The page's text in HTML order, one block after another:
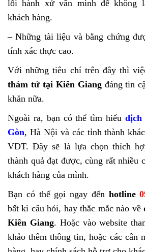
lối hành xử văn minh để không
khách hàng.
– Những tài liệu và bằng chứng
tính xác thực cao.
Với những tiêu chí trên đây thì
thám tử tại Kiên Giangđáng tin
khăn nữa.
Ngoài ra, bạn có thể tìm hiểu dịch
Gòn, Hà Nội và các tỉnh thành
VDT. Đây sẽ là lựa chọn thích
thành quả đạt được, cùng rất nhiều
khách hàng của mình.
Bạn có thể gọi ngay đến hotline
bất kì câu hỏi, hay thắc mắc nào về
Kiên Giang. Hoặc vào website
khảo thêm thông tin, hoặc các cân